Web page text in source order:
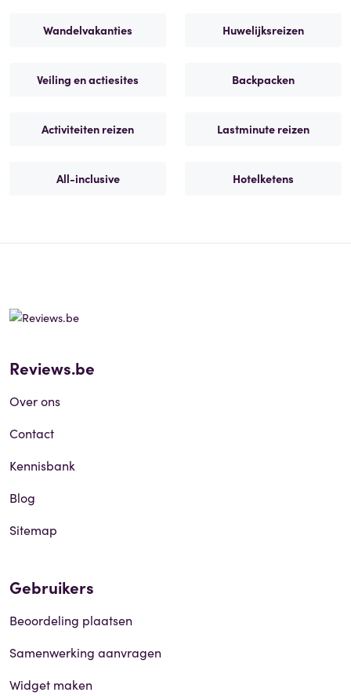
Wandelvakanties Huwelijksreizen
Veiling en actiesites Backpacken
Activiteiten reizen Lastminute reizen
All-inclusive Hotelketens
Reviews.be
Over ons
Contact
Kennisbank
Blog
Sitemap
Gebruikers
Beoordeling plaatsen
Samenwerking aanvragen
Widget maken